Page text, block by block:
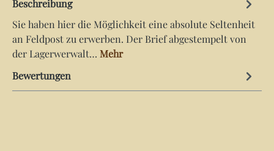
Beschreibung
Sie haben hier die Möglichkeit eine absolute Seltenheit
an Feldpost zu erwerben. Der Brief abgestempelt von
der Lagerwerwalt… Mehr
Bewertungen